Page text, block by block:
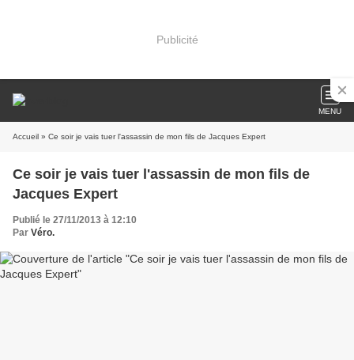
Publicité
MENU
Accueil » Ce soir je vais tuer l'assassin de mon fils de Jacques Expert
Ce soir je vais tuer l'assassin de mon fils de
Jacques Expert
Publié le 27/11/2013 à 12:10
Par Véro.